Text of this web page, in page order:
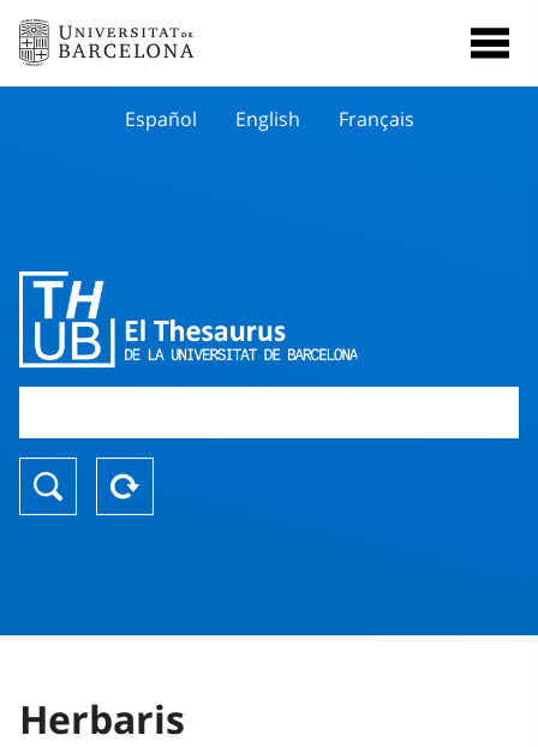
Español English Français
Herbaris